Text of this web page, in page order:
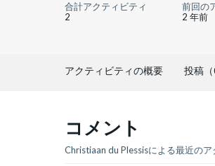
合計アクティビティ
2
前回の
2 年前
アクティビティの概要 投稿（
コメント
Christiaan du Plessisによる最近のア